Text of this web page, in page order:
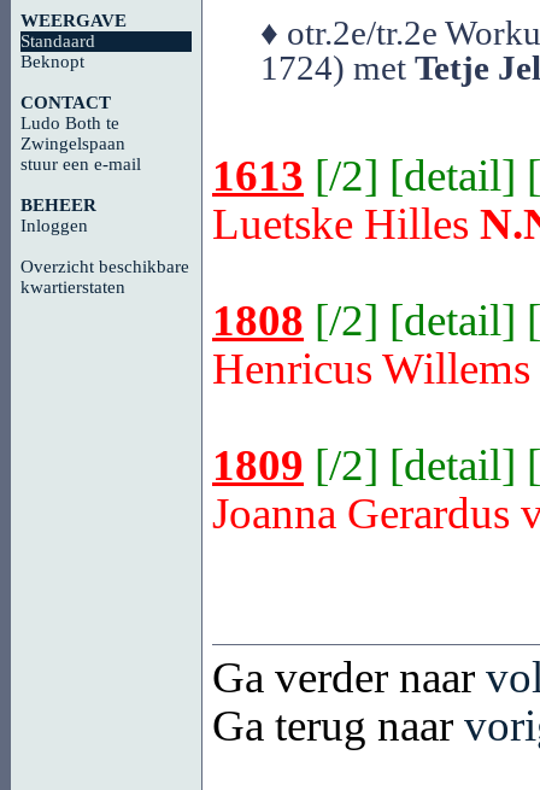
WEERGAVE
Standaard
Beknopt
CONTACT
Ludo Both te
Zwingelspaan
stuur een e-mail
BEHEER
Inloggen
Overzicht beschikbare
kwartierstaten
♦ otr.2e/tr.2e
1724) met Tetje
1613 [/2] [detail] [
Luetske Hilles
1808 [/2] [detail] [
Henricus Willems
1809 [/2] [detail] [
Joanna Gerardus
Ga verder naar
Ga terug naar